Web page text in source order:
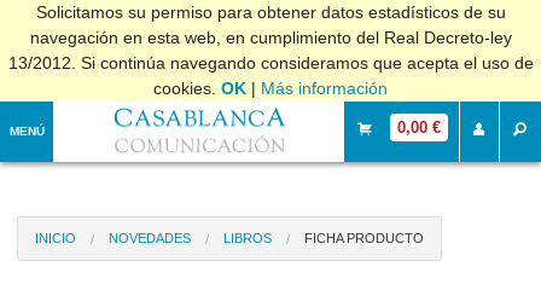
Solicitamos su permiso para obtener datos estadísticos de su
navegación en esta web, en cumplimiento del Real Decreto-ley
13/2012. Si continúa navegando consideramos que acepta el uso de
cookies. OK | Más información
MENÚ 0,00 €
INICIO NOVEDADES LIBROS FICHA PRODUCTO